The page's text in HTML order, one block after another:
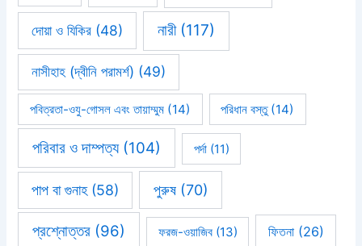
দোয়া ও যিকির (48) নারী(117)
নাসীহাহ (দ্বীনি পরামর্শ) (49)
পবিত্রতা-ওযু-গোসল এবং তায়াম্মুম (14) পরিধান বস্তু(14)
পরিবার ও দাম্পত্য(104) পর্দা(11)
পাপ বা গুনাহ(58) পুরুষ(70)
প্রশ্নোত্তর (96) ফরজ-ওয়াজিব(13) ফিতনা(26)